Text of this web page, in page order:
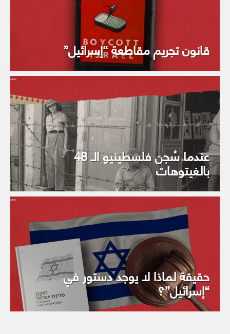
قانون تجريم مقاطعة “إسرائيل”
عندما سُجن فلسطينيو الـ 48
بالغيتوهات
حقيقة لماذا لا يوجد دستور في
“إسرائيل”؟